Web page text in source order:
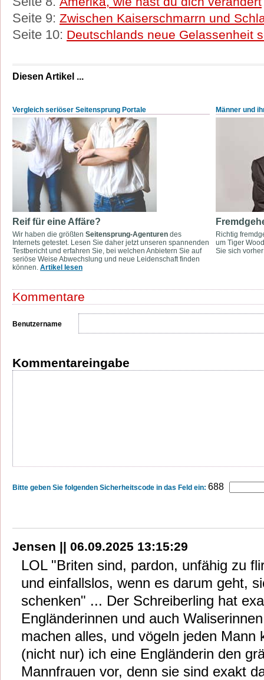
Seite 9: Zwischen Kaiserschmarrn und
Seite 10: Deutschlands neue Gelassenheit
Diesen Artikel ...
Vergleich seriöser Seitensprung Portale
Reif für eine Affäre?
Wir haben die größten Seitensprung-Agenturen des
Internets getestet. Lesen Sie daher jetzt unseren spannenden
Testbericht und erfahren Sie, bei welchen Anbietern Sie auf
seriöse Weise Abwechslung und neue Leidenschaft finden
können. Artikel lesen
Männer und
Richtig
um Tiger
Sie sich
Kommentare
Benutzername
Kommentareingabe
Bitte geben Sie folgenden Sicherheitscode in das Feld ein: 688
Jensen || 06.09.2025 13:15:29
LOL "Briten sind, pardon, unfähig zu
und einfallslos, wenn es darum geht,
schenken" ... Der Schreiberling hat
Engländerinnen und auch
machen alles, und vögeln jeden Mann
(nicht nur) ich eine Engländerin den
Mannfrauen vor, denn sie sind exakt